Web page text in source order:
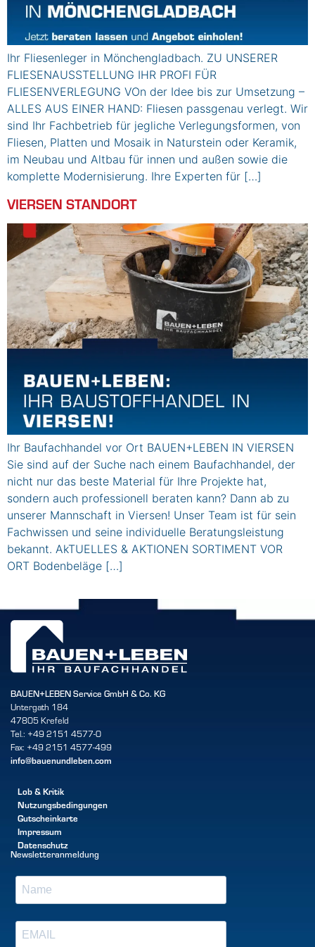
Ihr Fliesenleger in Mönchengladbach. ZU UNSERER
FLIESENAUSSTELLUNG IHR PROFI FÜR
FLIESENVERLEGUNG VOn der Idee bis zur Umsetzung –
ALLES AUS EINER HAND: Fliesen passgenau verlegt. Wir
sind Ihr Fachbetrieb für jegliche Verlegungsformen, von
Fliesen, Platten und Mosaik in Naturstein oder Keramik,
im Neubau und Altbau für innen und außen sowie die
komplette Modernisierung. Ihre Experten für […]
VIERSEN STANDORT
Ihr Baufachhandel vor Ort BAUEN+LEBEN IN VIERSEN
Sie sind auf der Suche nach einem Baufachhandel, der
nicht nur das beste Material für Ihre Projekte hat,
sondern auch professionell beraten kann? Dann ab zu
unserer Mannschaft in Viersen! Unser Team ist für sein
Fachwissen und seine individuelle Beratungsleistung
bekannt. AkTUELLES & AKTIONEN SORTIMENT VOR
ORT Bodenbeläge […]
BAUEN+LEBEN Service GmbH & Co. KG
Untergath 184
47805 Krefeld
Tel.: +49 2151 4577-0
Fax: +49 2151 4577-499
info@bauenundleben.com
Lob & Kritik
Nutzungsbedingungen
Gutscheinkarte
Impressum
Datenschutz
Newsletteranmeldung